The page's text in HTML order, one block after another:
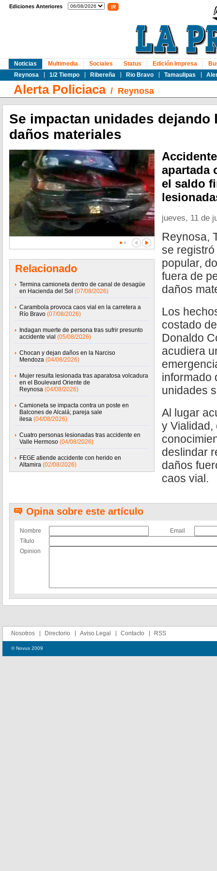
Ediciones Anteriores
Noticias
Reynosa
1/2 Tiempo Ribereña Rio Bravo Tamaulipas
Multimedia Sociales Status Edición Impresa
Alerta Policiaca/ Reynosa
Se impactan unidades dejando
daños materiales
Relacionado
Termina camioneta dentro de canal de desagüe
en Hacienda del Sol (07/08/2026)
Carambola provoca caos vial en la carretera a
Río Bravo (07/08/2026)
Indagan muerte de persona tras sufrir presunto
accidente vial (05/08/2026)
Chocan y dejan daños en la Narciso
Mendoza (04/08/2026)
Mujer resulta lesionada tras aparatosa volcadura
en el Boulevard Oriente de
Reynosa (04/08/2026)
Camioneta se impacta contra un poste en
Balcones de Alcalá; pareja sale
ilesa (04/08/2026)
Cuatro personas lesionadas tras accidente en
Valle Hermoso (04/08/2026)
FEGE atiende accidente con herido en
Altamira (02/08/2026)
apartada
el saldo
jueves, 11 de
Reynosa,
se
popular,
fuera de
daños
Los
costado
Donaldo
acudiera
informado
unidades
Al lugar
y Vialidad,
deslindar
daños
caos vial.
Opina sobre este artículo
Nombre
Email
Título
Opinion
Nosotros Directorio Aviso Legal Contacto RSS
© Novus 2009